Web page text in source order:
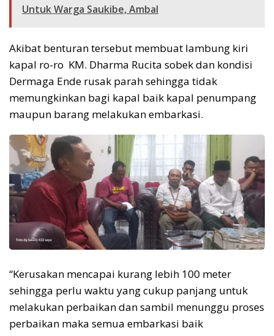
Untuk Warga Saukibe, Ambal
Akibat benturan tersebut membuat lambung kiri
kapal ro-ro KM. Dharma Rucita sobek dan kondisi
Dermaga Ende rusak parah sehingga tidak
memungkinkan bagi kapal baik kapal penumpang
maupun barang melakukan embarkasi.
“Kerusakan mencapai kurang lebih 100 meter
sehingga perlu waktu yang cukup panjang untuk
melakukan perbaikan dan sambil menunggu proses
perbaikan maka semua embarkasi baik